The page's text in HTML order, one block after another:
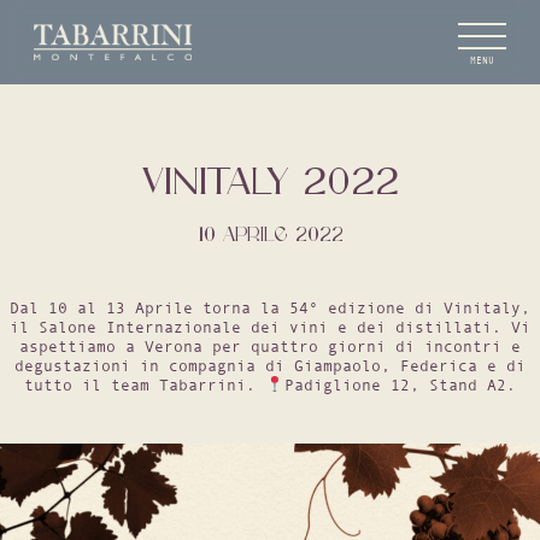
MENU
VINITALY 2022
10 APRILE 2022
Dal 10 al 13 Aprile torna la 54° edizione di Vinitaly,
il Salone Internazionale dei vini e dei distillati. Vi
aspettiamo a Verona per quattro giorni di incontri e
degustazioni in compagnia di Giampaolo, Federica e di
tutto il team Tabarrini.
Padiglione 12, Stand A2.